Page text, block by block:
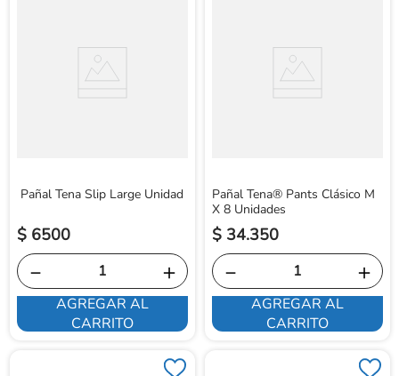
Pañal Tena Slip Large Unidad
$ 6500
＋
－
AGREGAR AL
CARRITO
Pañal Tena® Pants Clásico M
X 8 Unidades
$ 34.350
＋
－
AGREGAR AL
CARRITO